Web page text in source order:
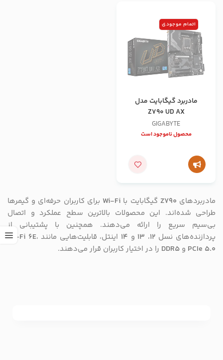
اتمام موجودی
مادربرد گیگابایت مدل
Z790 UD AX
GIGABYTE
محصول ناموجود است
مادربردهای Z790 گیگابایت با Wi-Fi برای کاربران حرفه‌ای و گیمرها
طراحی شده‌اند. این محصولات بالاترین سطح عملکرد و اتصال
بی‌سیم سریع را ارائه می‌دهند. همچنین با پشتیبانی از
پردازنده‌های نسل 12، 13 و 14 اینتل، قابلیت‌هایی مانند Wi-Fi 6E،
PCIe 5.0 و DDR5 را در اختیار کاربران قرار می‌دهند.